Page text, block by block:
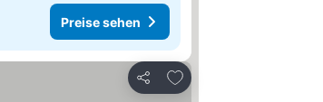
Preise sehen
Teilen
Zu Favoriten hinzufügen